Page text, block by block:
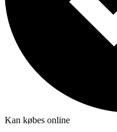
Kan købes online